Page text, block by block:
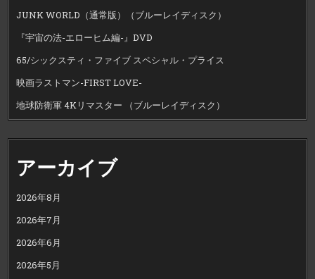
JUNK WORLD（通常版）（ブルーレイディスク）
『宇宙の法-エローヒム編-』DVD
65/シックスティ・ファイブ スペシャル・プライス
映画ラストマン-FIRST LOVE-
地球防衛軍 4Kリマスター （ブルーレイディスク）
アーカイブ
2026年8月
2026年7月
2026年6月
2026年5月